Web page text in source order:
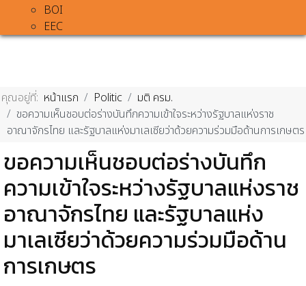
BOI
EEC
คุณอยู่ที่: หน้าแรก Politic
มติ ครม.
ขอความเห็นชอบต่อร่างบันทึกความเข้าใจระหว่างรัฐบาลแห่งราช
อาณาจักรไทย และรัฐบาลแห่งมาเลเซียว่าด้วยความร่วมมือด้านการเกษตร
ขอความเห็นชอบต่อร่างบันทึก
ความเข้าใจระหว่างรัฐบาลแห่งราช
อาณาจักรไทย และรัฐบาลแห่ง
มาเลเซียว่าด้วยความร่วมมือด้าน
การเกษตร